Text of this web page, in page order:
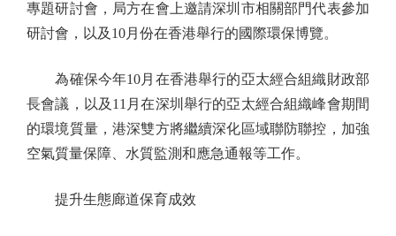
專題研討會，局方在會上邀請深圳市相關部門代表參加
研討會，以及10月份在香港舉行的國際環保博覽。
為確保今年10月在香港舉行的亞太經合組織財政部
長會議，以及11月在深圳舉行的亞太經合組織峰會期間
的環境質量，港深雙方將繼續深化區域聯防聯控，加強
空氣質量保障、水質監測和應急通報等工作。
提升生態廊道保育成效